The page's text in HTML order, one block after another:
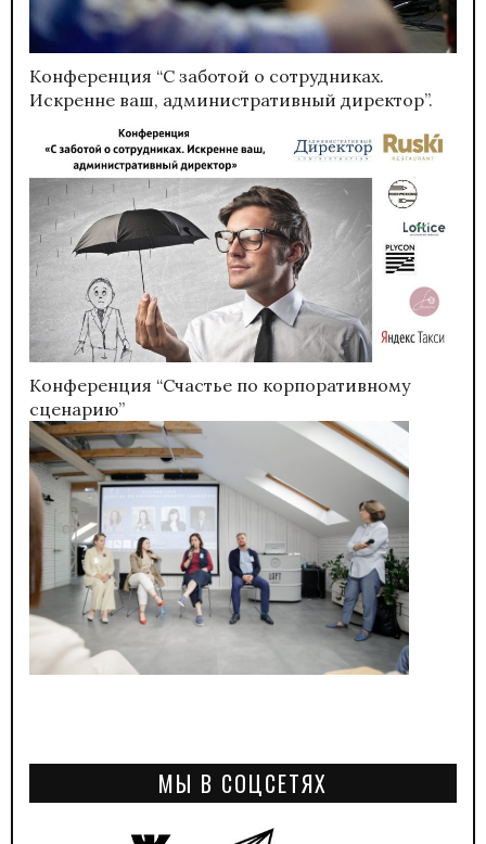
Конференция “С заботой о сотрудниках.
Искренне ваш, административный директор”.
Конференция “Счастье по корпоративному
сценарию”
МЫ В СОЦСЕТЯХ